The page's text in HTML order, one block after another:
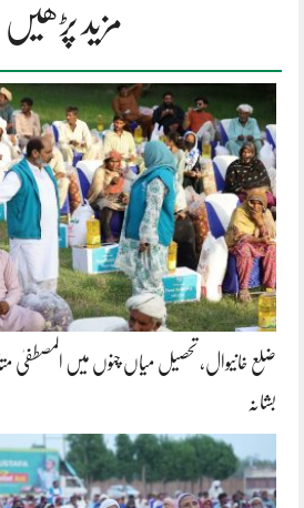
مزید پڑھیں
ضلع خانیوال، تحصیل میاں چنوں میں المصطفیٰ
بشانہ